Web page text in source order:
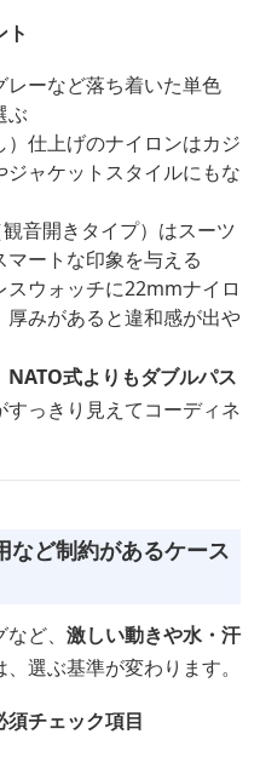
ト
ーなど落ち着いた単色
ぶ
）仕上げのナイロンはカジ
ャケットスタイルにもな
観音開きタイプ）はスーツ
ートな印象を与える
スウォッチに22mmナイロ
みがあると違和感が出や
NATO式よりもダブルパス
すっきり見えてコーディネ
など制約があるケース
ど、 激しい動きや水・汗
、選ぶ基準が変わります。
チェック項目